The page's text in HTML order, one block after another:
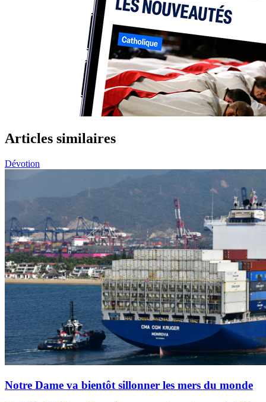
Articles similaires
Dévotion
Notre Dame va bientôt sillonner les mers du monde